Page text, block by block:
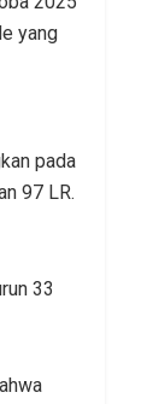
yang
pada
97 LR.
33